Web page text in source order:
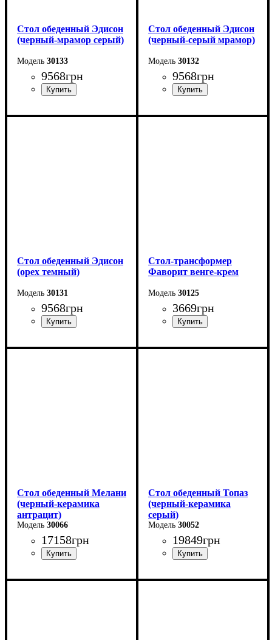
Стол обеденный Эдисон
(черный-мрамор серый)
30133
9568грн
Длина - 120 (+40) см
Стол обеденный Эдисон
(черный-серый мрамор)
30132
9568грн
Длина - 120 (+40) см
Стол обеденный Эдисон
(орех темный)
30131
9568грн
Длина - 120 (+40) см
Стол-трансформер
Фаворит венге-крем
30125
3669грн
Длина: 81,5 (+81,5) см
Стол обеденный Мелани
(черный-керамика
антрацит)
30066
17158грн
Длина - 140 (+60) см
Стол обеденный Топаз
(черный-керамика
серый)
30052
19849грн
Длина - 180 (+80) см